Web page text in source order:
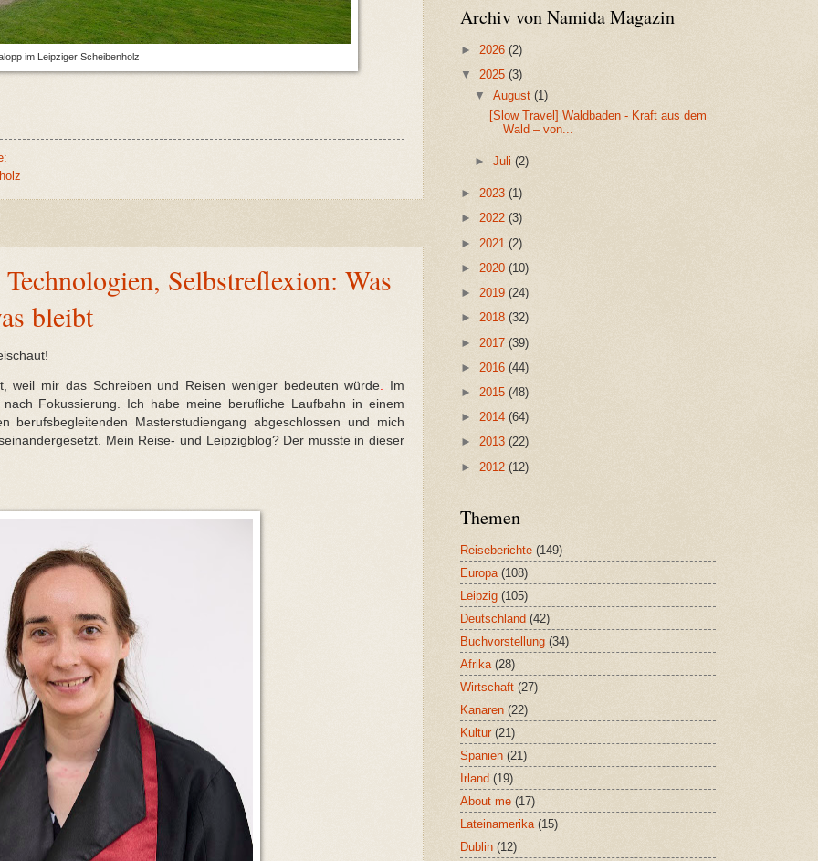
im Leipziger Scheibenholz
Selbstreflexion: Was
bleibt
weil mir das Schreiben und Reisen weniger bedeutenwürde. Im
Fokussierung. Ich habe meine berufliche Laufbahn in einem
berufsbegleitenden Masterstudiengang abgeschlossen und mich
Mein Reise- und Leipzigblog? Der musste in dieser
Archiv von Namida Magazin
► 2026 (2)
▼ 2025 (3)
▼August(1)
[Slow Travel] Waldbaden - Kraft aus dem
Wald – von...
►Juli(2)
► 2023 (1)
► 2022 (3)
► 2021 (2)
► 2020 (10)
► 2019 (24)
► 2018 (32)
► 2017 (39)
► 2016 (44)
► 2015 (48)
► 2014 (64)
► 2013 (22)
► 2012 (12)
Themen
Reiseberichte (149)
Europa (108)
Leipzig (105)
Deutschland (42)
Buchvorstellung (34)
Afrika (28)
Wirtschaft (27)
Kanaren (22)
Kultur (21)
Spanien (21)
Irland (19)
About me (17)
Lateinamerika (15)
Dublin (12)